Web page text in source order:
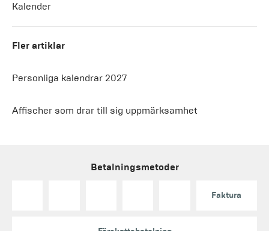
Kalender
Fler artiklar
Personliga kalendrar 2027
Affischer som drar till sig uppmärksamhet
Betalningsmetoder
Faktura